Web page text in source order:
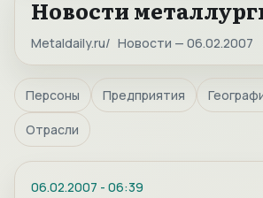
Новости
Metaldaily.ru Новости — 06.02.2007
Персоны Предприятия
Отрасли
06.02.2007 - 06:39